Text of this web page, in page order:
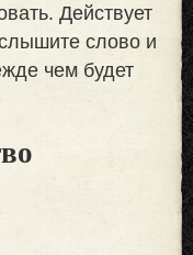
Действует
слово и
чем будет